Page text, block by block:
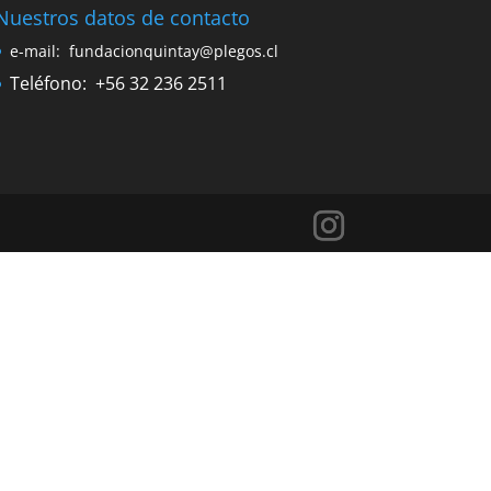
flecha
para
aumentar
datos de contacto
e-mail: fundacionquintay@plegos.cl
Teléfono: +56 32 236 2511